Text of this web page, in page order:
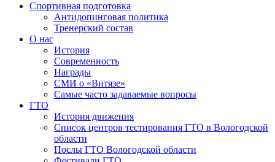
Спортивная подготовка
Антидопинговая политика
Тренерский состав
О нас
История
Современность
Награды
СМИ о «Витязе»
Самые часто задаваемые вопросы
ГТО
История движения
Список центров тестирования ГТО в Вологодской
области
Послы ГТО Вологодской области